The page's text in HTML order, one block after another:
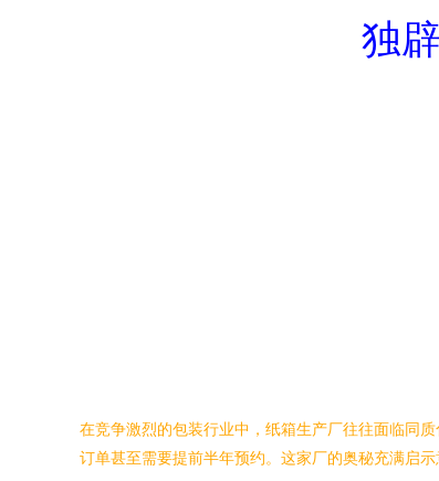
独
在竞争激烈的包装行业中，纸箱生产厂往往面临同
订单甚至需要提前半年预约。这家厂的奥秘充满启